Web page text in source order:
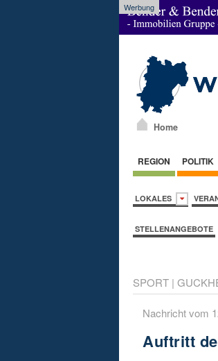
Werbung
Home
REGION POLITIK
LOKALES
STELLENANGEBOTE
SPORT |
Nachricht
Auftritt